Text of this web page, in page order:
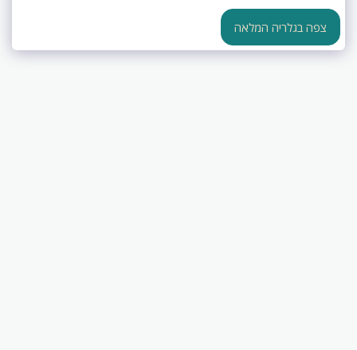
צפה בגלריה המלאה